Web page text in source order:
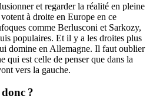
et regarder la réalité en pleine
à droite en Europe en ce
comme Berlusconi et Sarkozy,
populaires. Et il y a les droites plus
domine en Allemagne. Il faut oublier
qui est celle de penser que dans la
vers la gauche.
?